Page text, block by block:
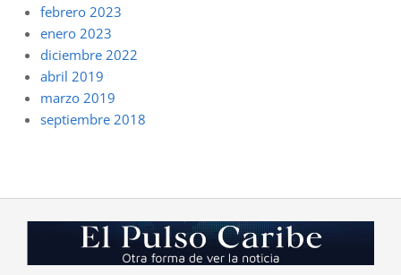
febrero 2023
enero 2023
diciembre 2022
abril 2019
marzo 2019
septiembre 2018